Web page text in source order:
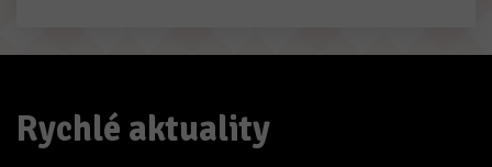
Rychlé aktuality